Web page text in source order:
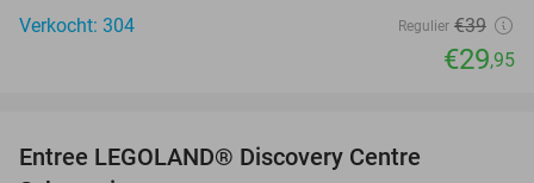
Verkocht: 304
Regulier €39
€29,95
Entree LEGOLAND® Discovery Centre